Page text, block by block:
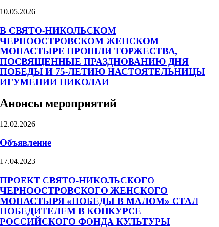
10.05.2026
В СВЯТО-НИКОЛЬСКОМ
ЧЕРНООСТРОВСКОМ ЖЕНСКОМ
МОНАСТЫРЕ ПРОШЛИ ТОРЖЕСТВА,
ПОСВЯЩЕННЫЕ ПРАЗДНОВАНИЮ ДНЯ
ПОБЕДЫ И 75-ЛЕТИЮ НАСТОЯТЕЛЬНИЦЫ
ИГУМЕНИИ НИКОЛАИ
Анонсы мероприятий
12.02.2026
Объявление
17.04.2023
ПРОЕКТ СВЯТО-НИКОЛЬСКОГО
ЧЕРНООСТРОВСКОГО ЖЕНСКОГО
МОНАСТЫРЯ «ПОБЕДЫ В МАЛОМ» СТАЛ
ПОБЕДИТЕЛЕМ В КОНКУРСЕ
РОССИЙСКОГО ФОНДА КУЛЬТУРЫ